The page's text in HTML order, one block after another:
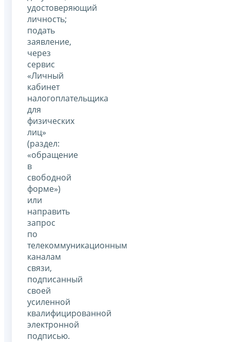
удостоверяющий
личность;
подать
заявление,
через
сервис
«Личный
кабинет
налогоплательщика
для
физических
лиц»
(раздел:
«обращение
в
свободной
форме»)
или
направить
запрос
по
телекоммуникационным
каналам
связи,
подписанный
своей
усиленной
квалифицированной
электронной
подписью.